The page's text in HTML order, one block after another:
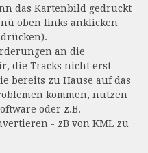
das Kartenbild gedruckt
oben links anklicken
an die
die Tracks nicht erst
bereits zu Hause auf das
kommen, nutzen
oder z.B.
- zB von KML zu